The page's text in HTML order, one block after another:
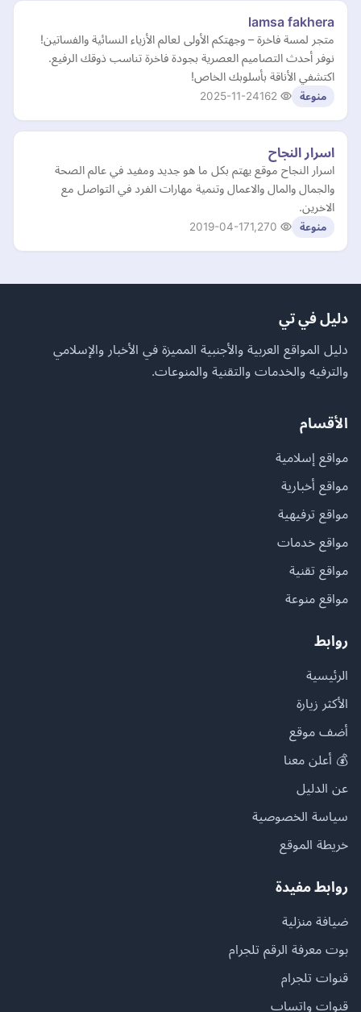
lamsa fakhera
متجر لمسة فاخرة – وجهتكم الأولى لعالم الأزياء النسائية والفساتين!
نوفر أحدث التصاميم العصرية بجودة فاخرة تناسب ذوقك الرفيع.
اكتشفي الأناقة بأسلوبك الخاص!
منوعة 2025-11-24
اسرار النجاح
اسرار النجاح موقع يهتم بكل ما هو جديد ومفيد في عالم الصحة
والجمال والمال والاعمال وتنمية مهارات الفرد في التواصل مع
الاخرين.
منوعة 2019-04-17
دليل في تي
دليل المواقع العربية والأجنبية المميزة في الأخبار والإسلامي
والترفيه والخدمات والتقنية والمنوعات.
الأقسام
مواقع إسلامية
مواقع أخبارية
مواقع ترفيهية
مواقع خدمات
مواقع تقنية
مواقع منوعة
روابط
الرئيسية
الأكثر زيارة
أضف موقع
💰 أعلن معنا
عن الدليل
سياسة الخصوصية
خريطة الموقع
روابط مفيدة
ضيافة منزلية
بوت معرفة الرقم تلجرام
قنوات تلجرام
قنوات واتساب